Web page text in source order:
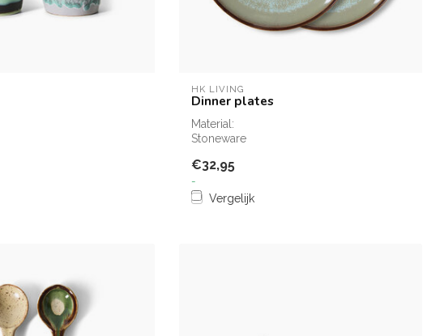
HK LIVING
Dinner plates
Material:
Stoneware
27,5x27,5x2cm
€32,95
-
Vergelijk